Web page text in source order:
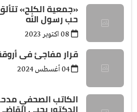
«جمعية الكلح»
حب رسول الله
قرار مفاجئ فى
الكاتب الصحفي